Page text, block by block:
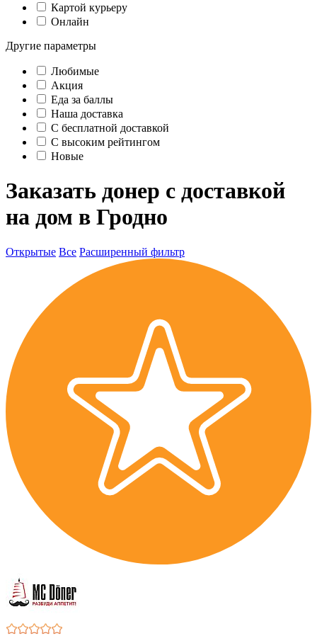
Картой курьеру
Онлайн
Другие параметры
Любимые
Акция
Еда за баллы
Наша доставка
C бесплатной доставкой
С высоким рейтингом
Новые
Заказать донер с доставкой
на дом в Гродно
Открытые Все Расширенный фильтр